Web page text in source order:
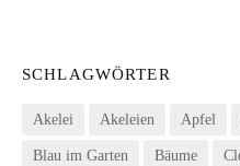
SCHLAGWÖRTER
Akelei Akeleien Apfel
Blau im Garten Bäume